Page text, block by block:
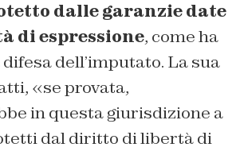
dalle garanzie date
di espressione, come ha
dell’imputato. La sua
«se provata,
in questa giurisdizione a
dal diritto di libertà di